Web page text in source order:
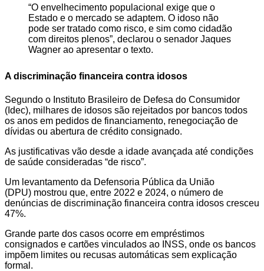
“O envelhecimento populacional exige que o
Estado e o mercado se adaptem. O idoso não
pode ser tratado como risco, e sim como cidadão
com direitos plenos”, declarou o senador Jaques
Wagner ao apresentar o texto.
A discriminação financeira contra idosos
Segundo o Instituto Brasileiro de Defesa do Consumidor
(Idec), milhares de idosos são rejeitados por bancos todos
os anos em pedidos de financiamento, renegociação de
dívidas ou abertura de crédito consignado.
As justificativas vão desde a idade avançada até condições
de saúde consideradas “de risco”.
Um levantamento da Defensoria Pública da União
(DPU) mostrou que, entre 2022 e 2024, o número de
denúncias de discriminação financeira contra idosos cresceu
47%.
Grande parte dos casos ocorre em empréstimos
consignados e cartões vinculados ao INSS, onde os bancos
impõem limites ou recusas automáticas sem explicação
formal.